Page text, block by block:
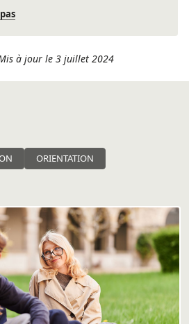
à jour le 3 juillet 2024
ORIENTATION